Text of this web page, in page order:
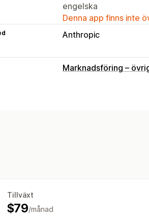
engelska
Denna app finns inte
Anthropic
Marknadsföring –
Tillväxt
$79/månad